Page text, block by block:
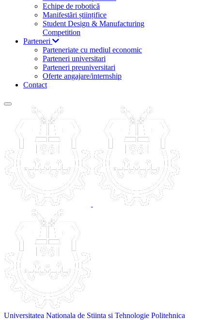
Echipe de robotică
Manifestări științifice
Student Design & Manufacturing
Competition
Parteneri
Parteneriate cu mediul economic
Parteneri universitari
Parteneri preuniversitari
Oferte angajare/internship
Contact
Universitatea Nationala de Stiinta si Tehnologie Politehnica